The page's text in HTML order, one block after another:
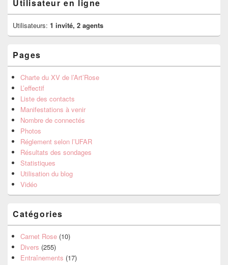
Utilisateur en ligne
Utilisateurs: 1 invité, 2 agents
Pages
Charte du XV de l’Art’Rose
L’effectif
Liste des contacts
Manifestations à venir
Nombre de connectés
Photos
Réglement selon l’UFAR
Résultats des sondages
Statistiques
Utilisation du blog
Vidéo
Catégories
Carnet Rose (10)
Divers (255)
Entraînements (17)